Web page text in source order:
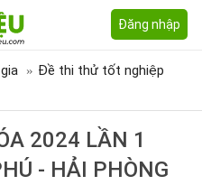
Đăng nhập
Đề thi thử tốt nghiệp
2024 LẦN 1
- HẢI PHÒNG